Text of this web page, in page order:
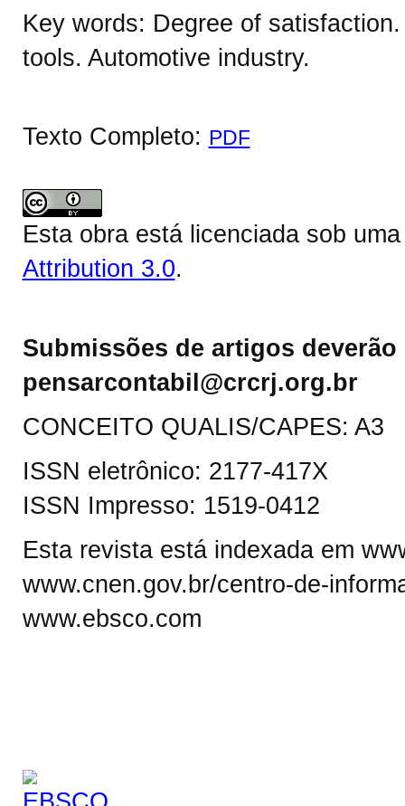
Key words: Degree of
tools. Automotive industry.
Texto Completo: PDF
Esta obra está licenciada sob
Attribution 3.0.
Submissões de artigos
pensarcontabil@crcrj.org.br
CONCEITO QUALIS/CAPES: A3
ISSN eletrônico: 2177-417X
ISSN Impresso: 1519-0412
Esta revista está indexada em
www.cnen.gov.br/centro-de-
www.ebsco.com